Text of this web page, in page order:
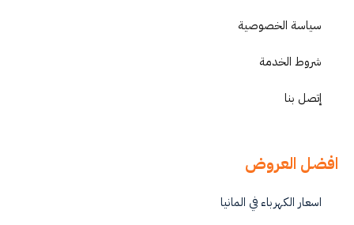
سياسة الخصوصية
شروط الخدمة
إتصل بنا
افضل العروض
اسعار الكهرباء في المانيا